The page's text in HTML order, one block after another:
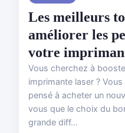
Les meilleurs
améliorer les
votre
Vous cherchez à
imprimante laser ?
pensé à acheter un
vous que le choix du
grande diff...